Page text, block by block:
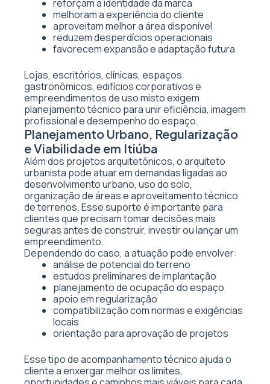
reforçam a identidade da marca
melhoram a experiência do cliente
aproveitam melhor a área disponível
reduzem desperdícios operacionais
favorecem expansão e adaptação futura
Lojas, escritórios, clínicas, espaços
gastronômicos, edifícios corporativos e
empreendimentos de uso misto exigem
planejamento técnico para unir eficiência, imagem
profissional e desempenho do espaço.
Planejamento Urbano, Regularização
e Viabilidade em Itiúba
Além dos projetos arquitetônicos, o arquiteto
urbanista pode atuar em demandas ligadas ao
desenvolvimento urbano, uso do solo,
organização de áreas e aproveitamento técnico
de terrenos. Esse suporte é importante para
clientes que precisam tomar decisões mais
seguras antes de construir, investir ou lançar um
empreendimento.
Dependendo do caso, a atuação pode envolver:
análise de potencial do terreno
estudos preliminares de implantação
planejamento de ocupação do espaço
apoio em regularização
compatibilização com normas e exigências
locais
orientação para aprovação de projetos
Esse tipo de acompanhamento técnico ajuda o
cliente a enxergar melhor os limites,